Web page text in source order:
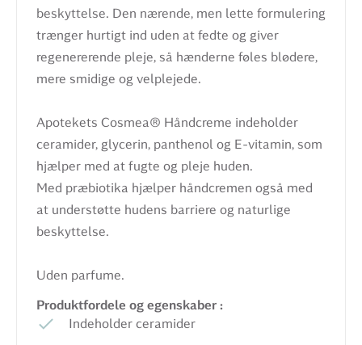
beskyttelse. Den nærende, men lette formulering
trænger hurtigt ind uden at fedte og giver
regenererende pleje, så hænderne føles blødere,
mere smidige og velplejede.
Apotekets Cosmea® Håndcreme indeholder
ceramider, glycerin, panthenol og E-vitamin, som
hjælper med at fugte og pleje huden.
Med præbiotika hjælper håndcremen også med
at understøtte hudens barriere og naturlige
beskyttelse.
Uden parfume.
Produktfordele og egenskaber :
Indeholder ceramider